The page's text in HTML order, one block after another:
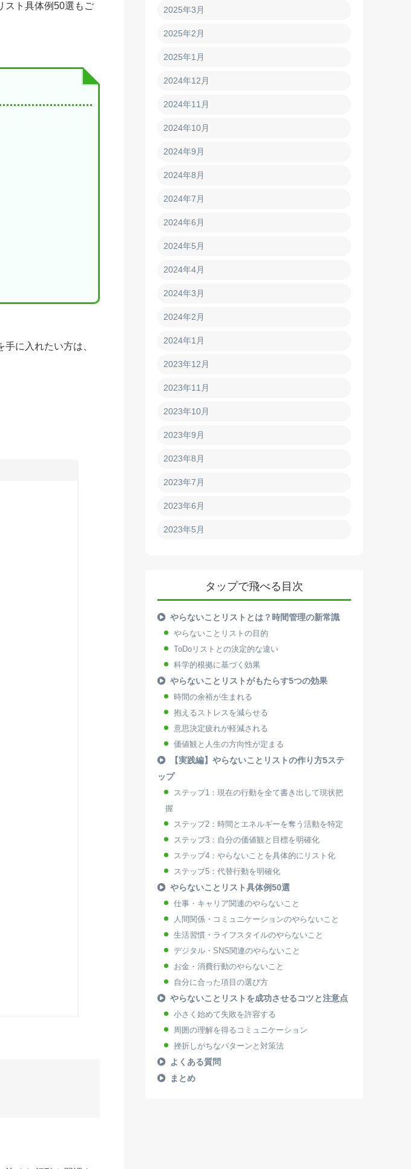
スト具体例50選もご
に入れたい方は、
2025年3月
2025年2月
2025年1月
2024年12月
2024年11月
2024年10月
2024年9月
2024年8月
2024年7月
2024年6月
2024年5月
2024年4月
2024年3月
2024年2月
2024年1月
2023年12月
2023年11月
2023年10月
2023年9月
2023年8月
2023年7月
2023年6月
2023年5月
タップで飛べる目次
やらないことリストとは？時間管理の新常識
やらないことリストの目的
ToDoリストとの決定的な違い
科学的根拠に基づく効果
やらないことリストがもたらす5つの効果
時間の余裕が生まれる
抱えるストレスを減らせる
意思決定疲れが軽減される
価値観と人生の方向性が定まる
【実践編】やらないことリストの作り方5ステ
ップ
ステップ1：現在の行動を全て書き出して現状把
握
ステップ2：時間とエネルギーを奪う活動を特定
ステップ3：自分の価値観と目標を明確化
ステップ4：やらないことを具体的にリスト化
ステップ5：代替行動を明確化
やらないことリスト具体例50選
仕事・キャリア関連のやらないこと
人間関係・コミュニケーションのやらないこと
生活習慣・ライフスタイルのやらないこと
デジタル・SNS関連のやらないこと
お金・消費行動のやらないこと
自分に合った項目の選び方
やらないことリストを成功させるコツと注意点
小さく始めて失敗を許容する
周囲の理解を得るコミュニケーション
挫折しがちなパターンと対策法
よくある質問
まとめ